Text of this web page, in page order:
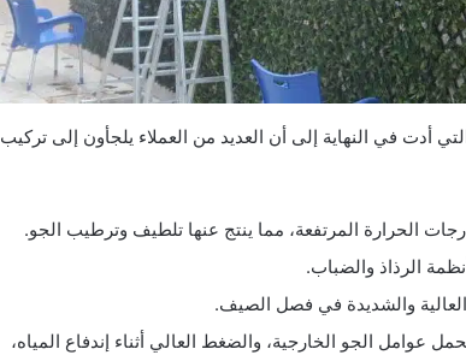
أدت في النهاية إلى أن العديد من العملاء يلجأون إلى تركيب
الحرارة المرتفعة، مما ينتج عنها تلطيف وترطيب الجو.
الرذاذ والضباب.
والشديدة في فصل الصيف.
عوامل الجو الخارجية، والضغط العالي أثناء إندفاع المياه،